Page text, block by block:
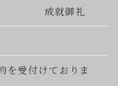
成就御礼
を受付けておりま